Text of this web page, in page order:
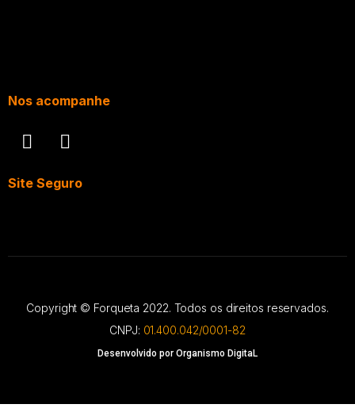
Nos acompanhe
Site Seguro
Copyright © Forqueta 2022. Todos os direitos reservados.
CNPJ: 01.400.042/0001-82
Desenvolvido por Organismo DigitaL